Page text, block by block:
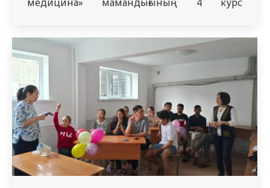
интегрирленген пәнаралық олимпиада
өткізілді. Бұл шараны ұйымдастырушылар:
Балалар аурулары пропедевтикасы
кафедрасы және Балалар жұқпалы аурулары
кафедрасының қызметкерлері. Олимпиада
үш тілде өтті және төрт кезеңнен тұрды:
сәлемдесу,…